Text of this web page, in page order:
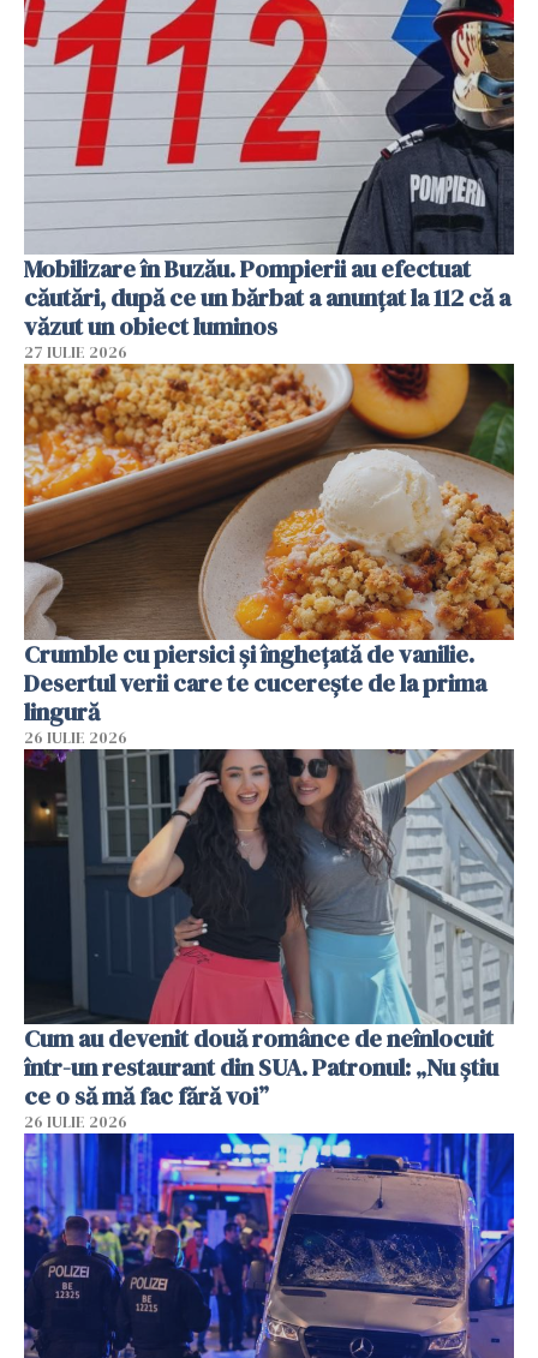
Mobilizare în Buzău. Pompierii au efectuat
căutări, după ce un bărbat a anunțat la 112 că a
văzut un obiect luminos
27 IULIE 2026
Crumble cu piersici și înghețată de vanilie.
Desertul verii care te cucerește de la prima
lingură
26 IULIE 2026
Cum au devenit două românce de neînlocuit
într-un restaurant din SUA. Patronul: „Nu știu
ce o să mă fac fără voi”
26 IULIE 2026